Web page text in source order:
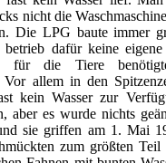
nicht die
Die LPG baute immer
dafür keine eigene
für die Tiere
Vor allem in den
kein Wasser zur
aber es wurde nichts
sie griffen am 1. Mai
zum größten Teil